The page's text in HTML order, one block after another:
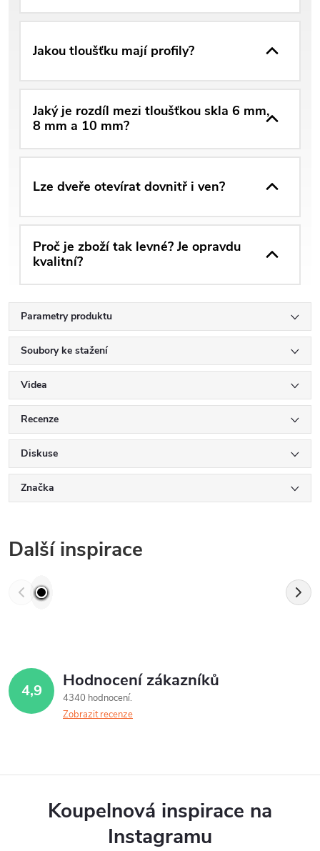
Jakou tloušťku mají profily?
Jaký je rozdíl mezi tloušťkou skla 6 mm,
8 mm a 10 mm?
Lze dveře otevírat dovnitř i ven?
Proč je zboží tak levné? Je opravdu
kvalitní?
Parametry produktu
Soubory ke stažení
Videa
Recenze
Diskuse
Značka
Další inspirace
4,9 Hodnocení zákazníků
4340 hodnocení
Zobrazit recenze
Koupelnová inspirace na
Instagramu